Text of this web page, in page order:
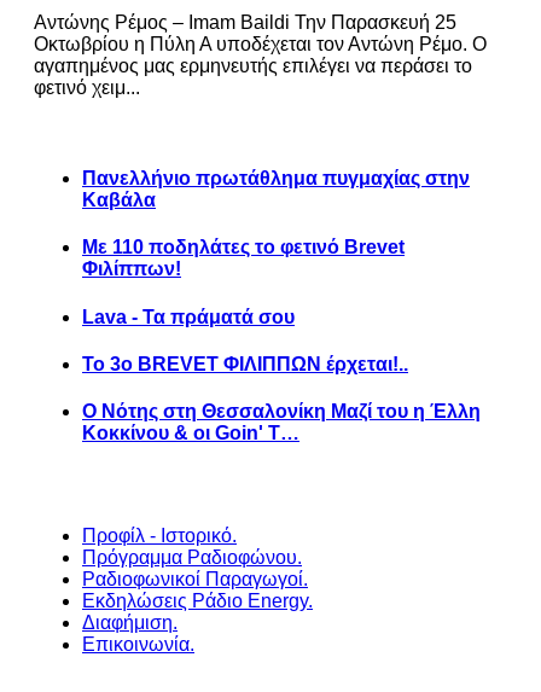
Αντώνης Ρέμος – Imam Baildi Την Παρασκευή 25
Οκτωβρίου η Πύλη Α υποδέχεται τον Αντώνη Ρέμο. Ο
αγαπημένος μας ερμηνευτής επιλέγει να περάσει το
φετινό χειμ...
Πανελλήνιο πρωτάθλημα πυγμαχίας στην
Καβάλα
Με 110 ποδηλάτες το φετινό Brevet
Φιλίππων!
Lava - Τα πράματά σου
Το 3ο BREVET ΦΙΛΙΠΠΩΝ έρχεται!..
Ο Νότης στη Θεσσαλονίκη Μαζί του η Έλλη
Κοκκίνου & οι Goin' T…
Προφίλ - Ιστορικό.
Πρόγραμμα Ραδιοφώνου.
Ραδιοφωνικοί Παραγωγοί.
Εκδηλώσεις Ράδιο Energy.
Διαφήμιση.
Επικοινωνία.